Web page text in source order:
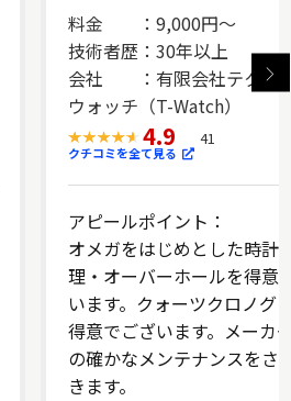
料金 ：9,000円～
技術者歴：30年以上
会社 ：有限会社テクニ
ウォッチ（T-Watch）
4.9 41
クチコミを全て見る
アピールポイント：
オメガをはじめとした時計
理・オーバーホールを得意
います。クォーツクロノグ
得意でございます。メーカ
の確かなメンテナンスをさ
きます。